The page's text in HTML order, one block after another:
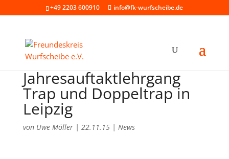
+49 2203 600910 info@fk-wurfscheibe.de
Jahresauftaktlehrgang
Trap und Doppeltrap in
Leipzig
von Uwe Möller| 22.11.15| News